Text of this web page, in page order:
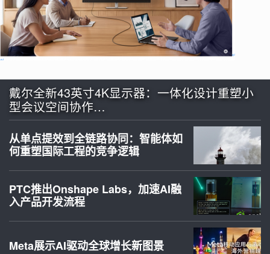
戴尔全新43英寸4K显示器：一体化设计重塑小
型会议空间协作…
从单点提效到全链路协同：智能体如
何重塑国际工程的竞争逻辑
PTC推出Onshape Labs，加速AI融
入产品开发流程
Meta展示AI驱动全球增长新图景